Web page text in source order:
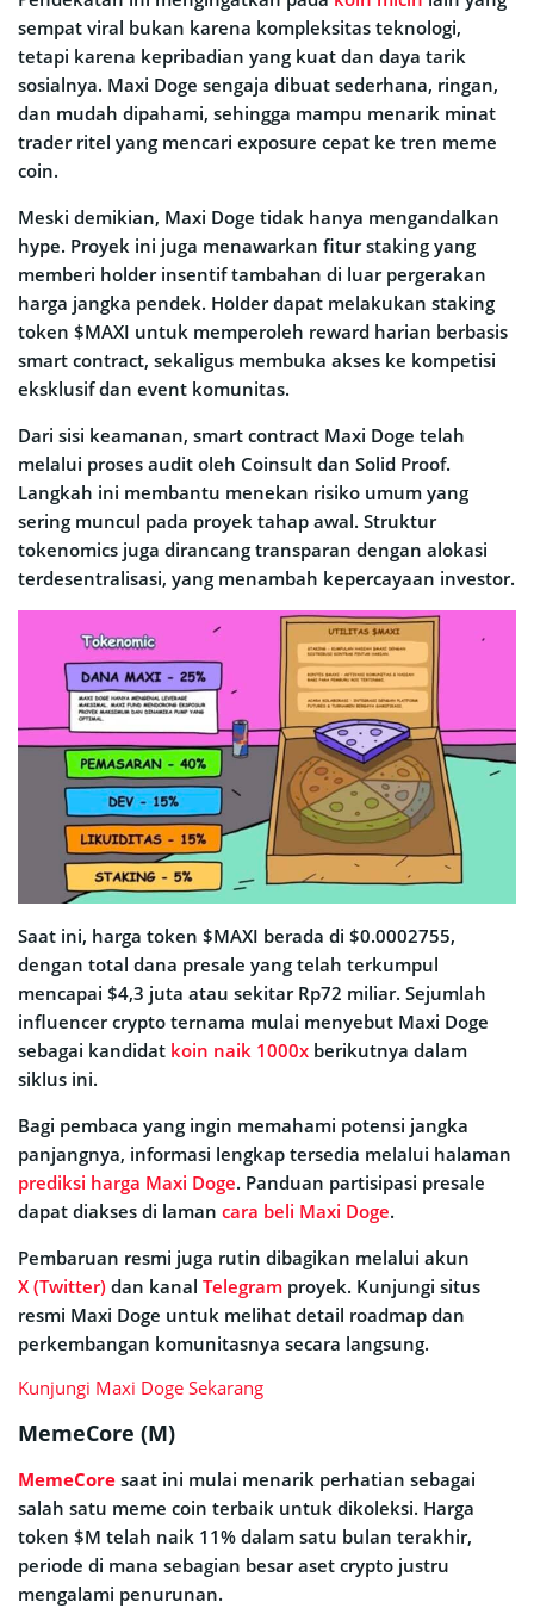
sempat viral bukan karena kompleksitas teknologi,
tetapi karena kepribadian yang kuat dan daya tarik
sosialnya. Maxi Doge sengaja dibuat sederhana, ringan,
dan mudah dipahami, sehingga mampu menarik minat
trader ritel yang mencari exposure cepat ke tren meme
coin.
Meski demikian, Maxi Doge tidak hanya mengandalkan
hype. Proyek ini juga menawarkan fitur staking yang
memberi holder insentif tambahan di luar pergerakan
harga jangka pendek. Holder dapat melakukan staking
token $MAXI untuk memperoleh reward harian berbasis
smart contract, sekaligus membuka akses ke kompetisi
eksklusif dan event komunitas.
Dari sisi keamanan, smart contract Maxi Doge telah
melalui proses audit oleh Coinsult dan Solid Proof.
Langkah ini membantu menekan risiko umum yang
sering muncul pada proyek tahap awal. Struktur
tokenomics juga dirancang transparan dengan alokasi
terdesentralisasi, yang menambah kepercayaan investor.
Saat ini, harga token $MAXI berada di $0.0002755,
dengan total dana presale yang telah terkumpul
mencapai $4,3 juta atau sekitar Rp72 miliar. Sejumlah
influencer crypto ternama mulai menyebut Maxi Doge
sebagai kandidat koin naik 1000x berikutnya dalam
siklus ini.
Bagi pembaca yang ingin memahami potensi jangka
panjangnya, informasi lengkap tersedia melalui halaman
prediksi harga Maxi Doge. Panduan partisipasi presale
dapat diakses di laman cara beli Maxi Doge.
Pembaruan resmi juga rutin dibagikan melalui akun
X (Twitter) dan kanal Telegram proyek. Kunjungi situs
resmi Maxi Doge untuk melihat detail roadmap dan
perkembangan komunitasnya secara langsung.
Kunjungi Maxi Doge Sekarang
MemeCore (M)
MemeCore saat ini mulai menarik perhatian sebagai
salah satu meme coin terbaik untuk dikoleksi. Harga
token $M telah naik 11% dalam satu bulan terakhir,
periode di mana sebagian besar aset crypto justru
mengalami penurunan.